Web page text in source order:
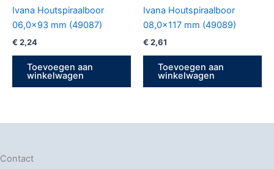
Ivana Houtspiraalboor
06,0×93 mm (49087)
€ 2,24
Toevoegen aan
winkelwagen
Ivana Houtspiraalboor
08,0×117 mm (49089)
€ 2,61
Toevoegen aan
winkelwagen
Contact